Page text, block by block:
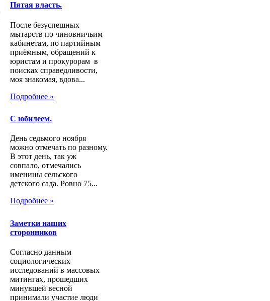
Пятая власть.
После безуспешных
мытарств по чиновничьим
кабинетам, по партийным
приёмным, обращений к
юристам и прокурорам в
поисках справедливости,
моя знакомая, вдова...
Подробнее »
С юбилеем.
День седьмого ноября
можно отмечать по разному.
В этот день, так уж
совпало, отмечались
именины сельского
детского сада. Ровно 75...
Подробнее »
Заметки наших
сторонников
Согласно данным
социологических
исследований в массовых
митингах, прошедших
минувшей весной
принимали участие люди